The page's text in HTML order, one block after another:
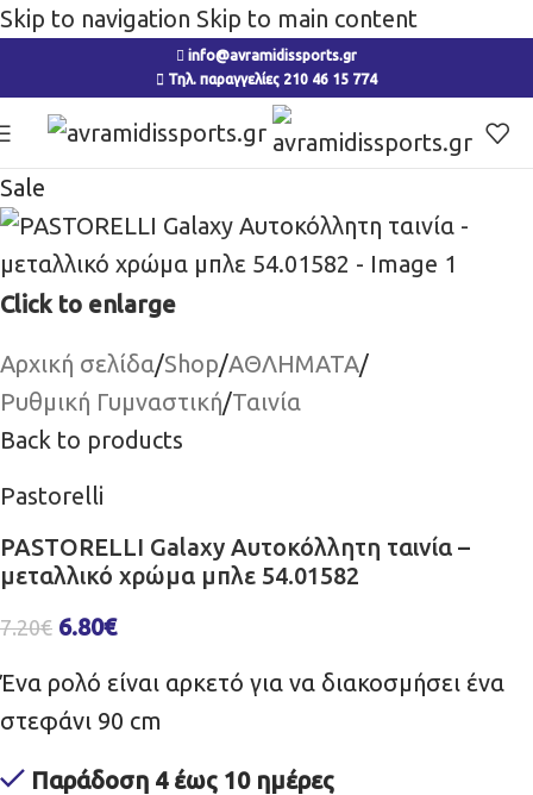
Skip to navigation Skip to main content
info@avramidissports.gr
Τηλ. παραγγελίες 210 46 15 774
Sale
Click to enlarge
Αρχική σελίδα/Shop/ΑΘΛΗΜΑΤΑ/
Ρυθμική Γυμναστική/Ταινία
Back to products
Pastorelli
PASTORELLI Galaxy Αυτοκόλλητη ταινία –
μεταλλικό χρώμα μπλε 54.01582
7.20€ 6.80€
Ένα ρολό είναι αρκετό για να διακοσμήσει ένα
στεφάνι 90 cm
Παράδοση 4 έως 10 ημέρες